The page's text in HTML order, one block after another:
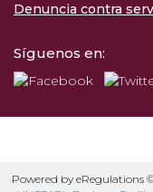
Denuncia contra
Síguenos en:
Powered by eRegulations